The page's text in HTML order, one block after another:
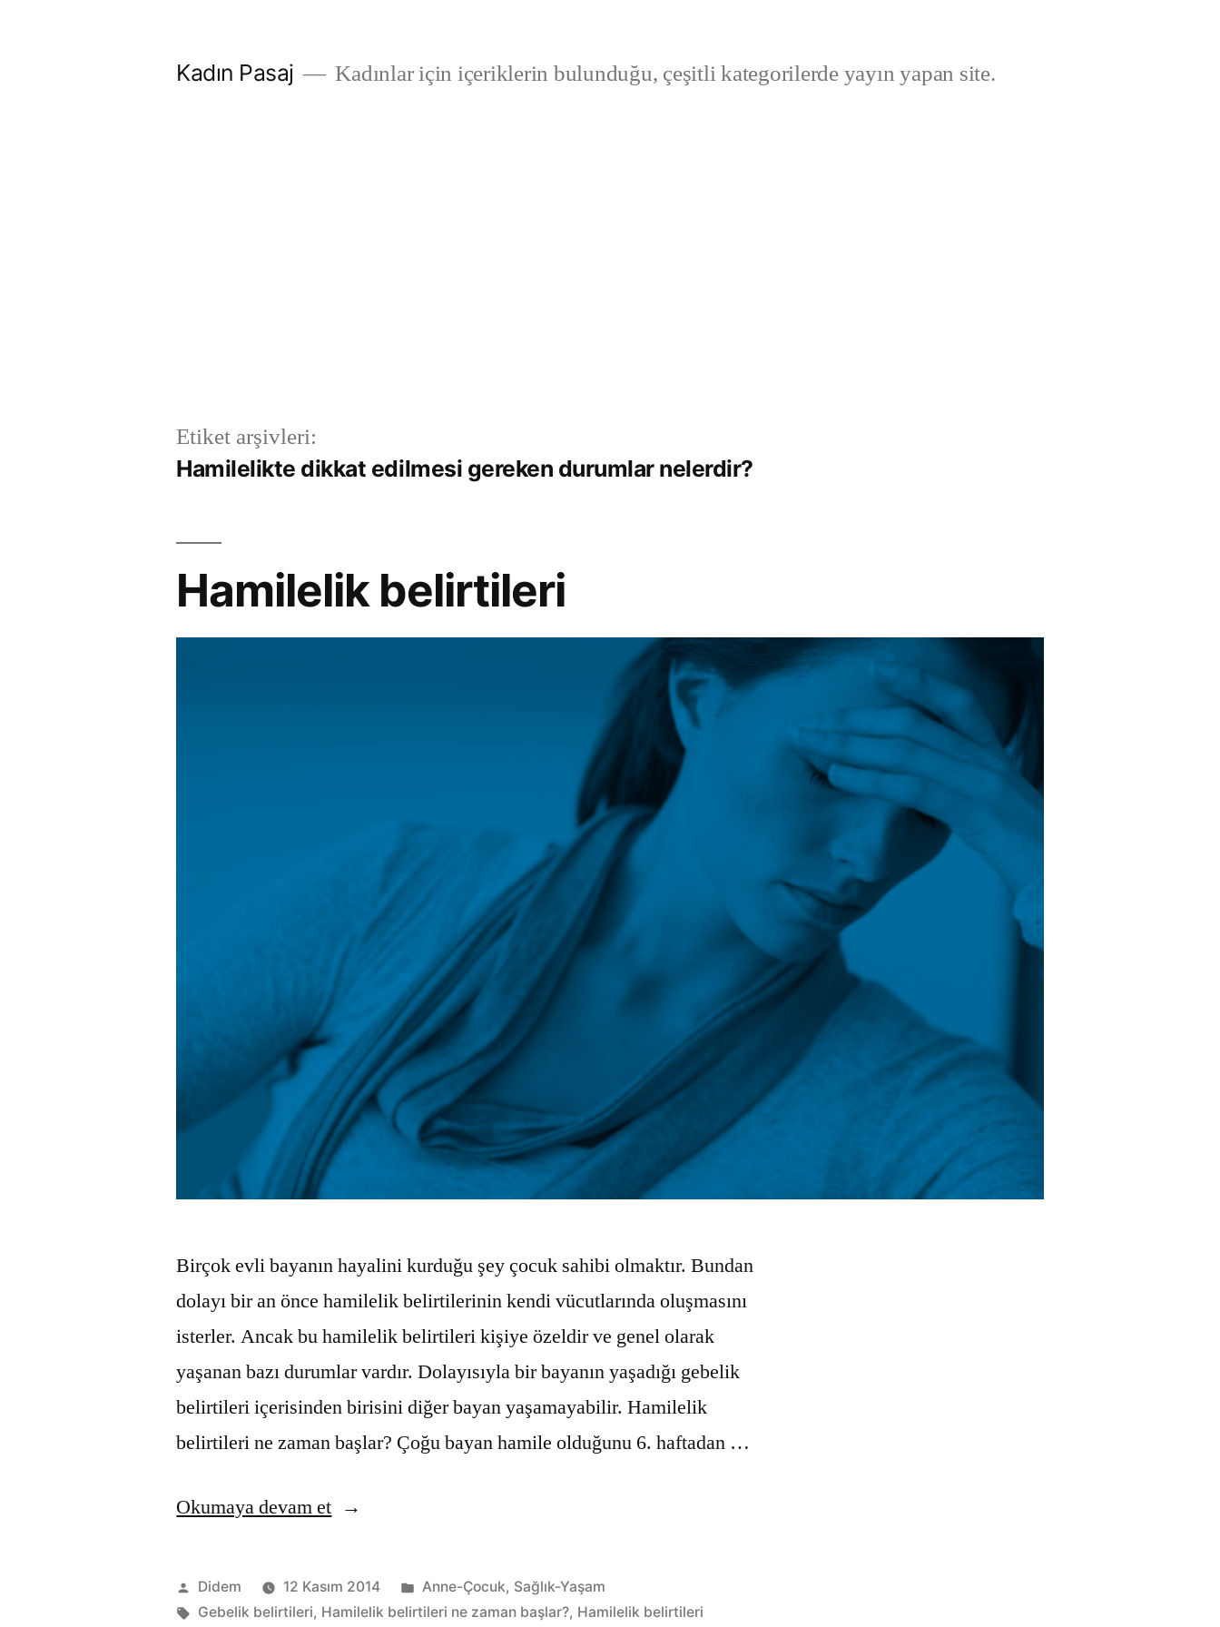
Kadın Pasaj Kadınlar için içeriklerin bulunduğu, çeşitli kategorilerde yayın yapan site.
Etiket arşivleri:
Hamilelikte dikkat edilmesi gereken durumlar nelerdir?
Hamilelik belirtileri
Birçok evli bayanın hayalini kurduğu şey çocuk sahibi olmaktır. Bundan
dolayı bir an önce hamilelik belirtilerinin kendi vücutlarında oluşmasını
isterler. Ancak bu hamilelik belirtileri kişiye özeldir ve genel olarak
yaşanan bazı durumlar vardır. Dolayısıyla bir bayanın yaşadığı gebelik
belirtileri içerisinden birisini diğer bayan yaşamayabilir. Hamilelik
belirtileri ne zaman başlar? Çoğu bayan hamile olduğunu 6. haftadan …
Okumaya devam et“Hamilelik
Gönderen:
Didem 12 Kasım 2014 Kategori:
Anne-Çocuk, Sağlık-Yaşam
Etiketler:
Gebelik belirtileri, Hamilelik belirtileri ne zaman başlar?, Hamilelik belirtileri